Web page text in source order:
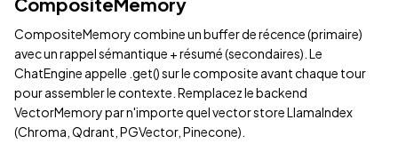
CompositeMemory combine un buffer de récence (primaire)
avec un rappel sémantique + résumé (secondaires). Le
ChatEngine appelle .get() sur le composite avant chaque tour
pour assembler le contexte. Remplacez le backend
VectorMemory par n'importe quel vector store LlamaIndex
(Chroma, Qdrant, PGVector, Pinecone).